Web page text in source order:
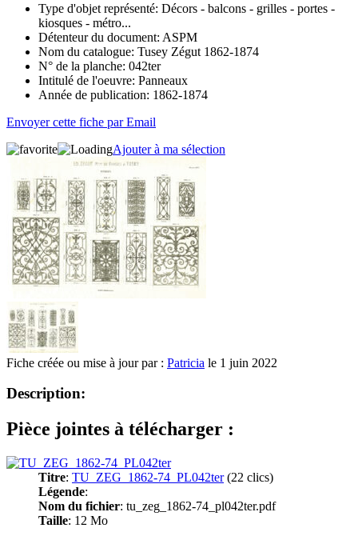
Type d'objet représenté: Décors - balcons - grilles - portes -
kiosques - métro...
Détenteur du document: ASPM
Nom du catalogue: Tusey Zégut 1862-1874
N° de la planche: 042ter
Intitulé de l'oeuvre: Panneaux
Année de publication: 1862-1874
Envoyer cette fiche par Email
Ajouter à ma sélection
Fiche créée ou mise à jour par : Patricia le 1 juin 2022
Description:
Pièce jointes à télécharger :
Titre: TU_ZEG_1862-74_PL042ter(22 clics)
Légende:
Nom du fichier: tu_zeg_1862-74_pl042ter.pdf
Taille: 12 Mo